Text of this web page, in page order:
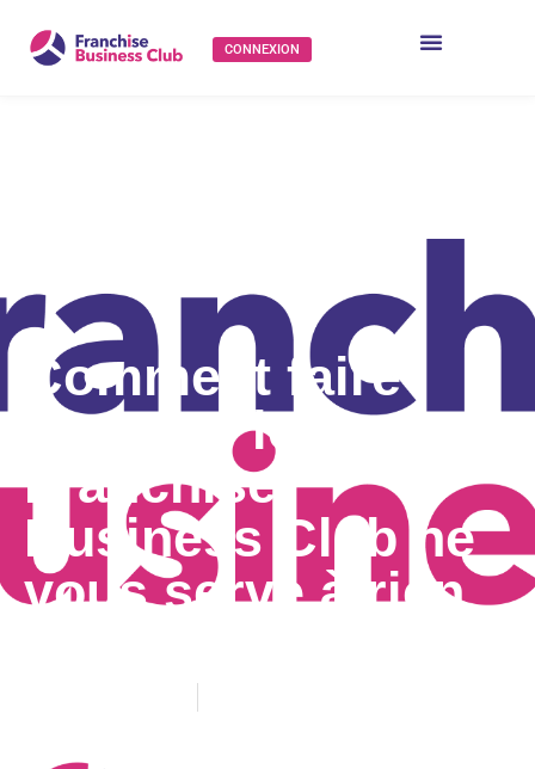
CONNEXION
Comment faire
pourque le
Franchise
Business Club ne
vous serve à rien